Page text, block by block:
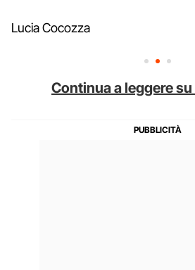
Lucia Cocozza
Continua a leggere